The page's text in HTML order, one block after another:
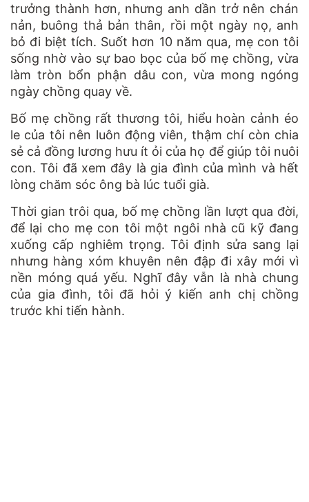
trưởng thành hơn, nhưng anh dần trở nên chán
nản, buông thả bản thân, rồi một ngày nọ, anh
bỏ đi biệt tích. Suốt hơn 10 năm qua, mẹ con tôi
sống nhờ vào sự bao bọc của bố mẹ chồng, vừa
làm tròn bổn phận dâu con, vừa mong ngóng
ngày chồng quay về.
Bố mẹ chồng rất thương tôi, hiểu hoàn cảnh éo
le của tôi nên luôn động viên, thậm chí còn chia
sẻ cả đồng lương hưu ít ỏi của họ để giúp tôi nuôi
con. Tôi đã xem đây là gia đình của mình và hết
lòng chăm sóc ông bà lúc tuổi già.
Thời gian trôi qua, bố mẹ chồng lần lượt qua đời,
để lại cho mẹ con tôi một ngôi nhà cũ kỹ đang
xuống cấp nghiêm trọng. Tôi định sửa sang lại
nhưng hàng xóm khuyên nên đập đi xây mới vì
nền móng quá yếu. Nghĩ đây vẫn là nhà chung
của gia đình, tôi đã hỏi ý kiến anh chị chồng
trước khi tiến hành.